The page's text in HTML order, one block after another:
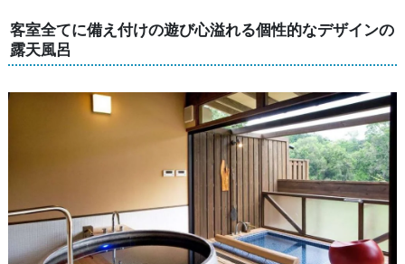
客室全てに備え付けの遊び心溢れる個性的なデザインの
露天風呂